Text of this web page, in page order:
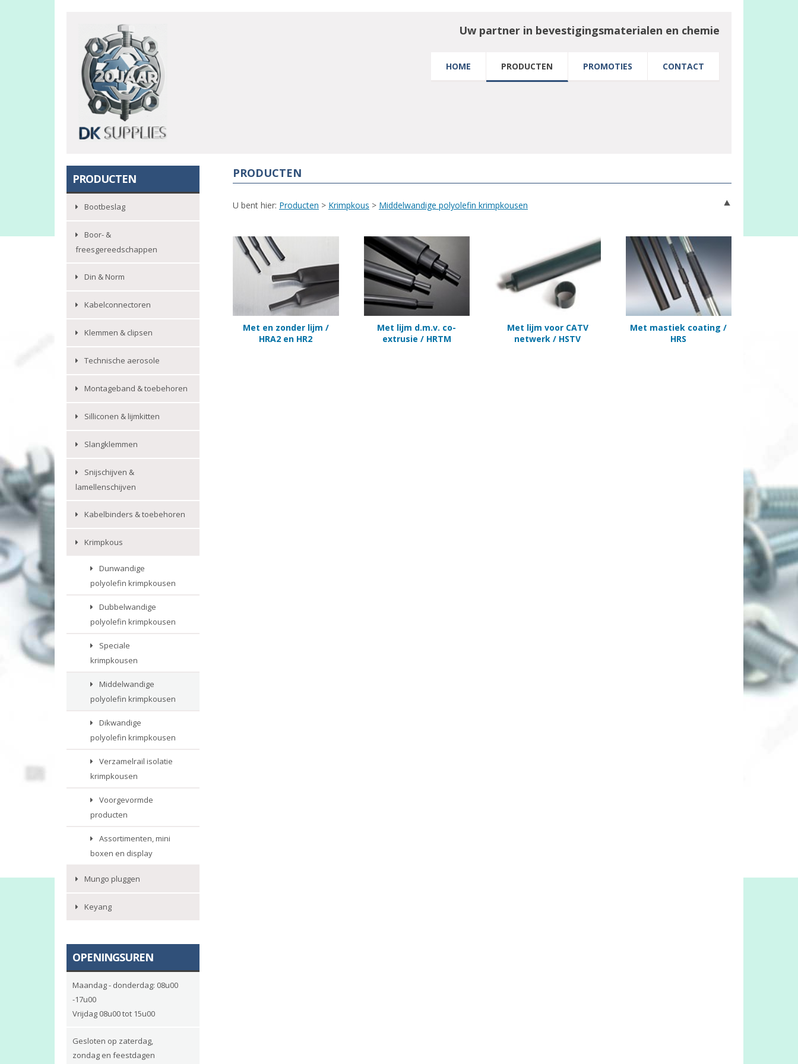
Uw partner in bevestigingsmaterialen en chemie
HOME PRODUCTEN PROMOTIES CONTACT
PRODUCTEN
U bent hier: Producten > Krimpkous > Middelwandige polyolefin krimpkousen
Met en zonder lijm /
HRA2 en HR2
Met lijm d.m.v. co-
extrusie / HRTM
Met lijm voor CATV
netwerk / HSTV
Met mastiek coating /
HRS
PRODUCTEN
Bootbeslag
Boor- &
freesgereedschappen
Din & Norm
Kabelconnectoren
Klemmen & clipsen
Technische aerosole
Montageband & toebehoren
Silliconen & lijmkitten
Slangklemmen
Snijschijven &
lamellenschijven
Kabelbinders & toebehoren
Krimpkous
Dunwandige
polyolefin krimpkousen
Dubbelwandige
polyolefin krimpkousen
Speciale
krimpkousen
Middelwandige
polyolefin krimpkousen
Dikwandige
polyolefin krimpkousen
Verzamelrail isolatie
krimpkousen
Voorgevormde
producten
Assortimenten, mini
boxen en display
Mungo pluggen
Keyang
OPENINGSUREN
Maandag - donderdag: 08u00
-17u00
Vrijdag 08u00 tot 15u00
Gesloten op zaterdag,
zondag en feestdagen